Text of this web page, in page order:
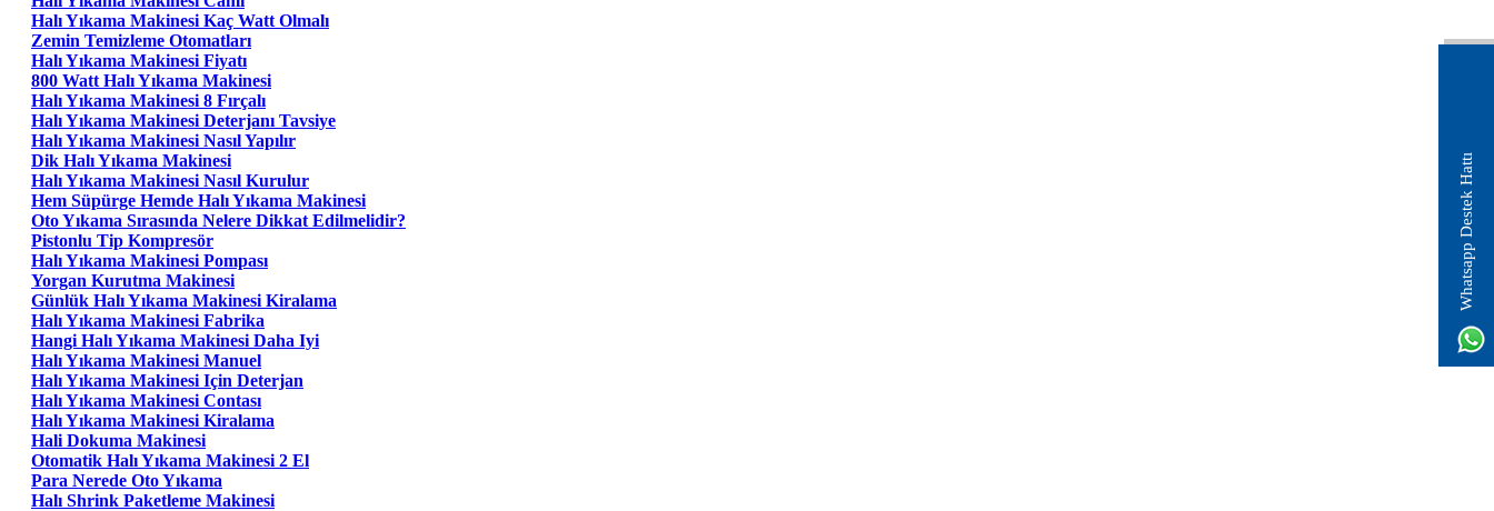
Halı Yıkama Makinesi Kaç Watt Olmalı
Zemin Temizleme Otomatları
Halı Yıkama Makinesi Fiyatı
800 Watt Halı Yıkama Makinesi
Halı Yıkama Makinesi 8 Fırçalı
Halı Yıkama Makinesi Deterjanı Tavsiye
Halı Yıkama Makinesi Nasıl Yapılır
Dik Halı Yıkama Makinesi
Halı Yıkama Makinesi Nasıl Kurulur
Hem Süpürge Hemde Halı Yıkama Makinesi
Oto Yıkama Sırasında Nelere Dikkat Edilmelidir?
Pistonlu Tip Kompresör
Halı Yıkama Makinesi Pompası
Yorgan Kurutma Makinesi
Günlük Halı Yıkama Makinesi Kiralama
Halı Yıkama Makinesi Fabrika
Hangi Halı Yıkama Makinesi Daha Iyi
Halı Yıkama Makinesi Manuel
Halı Yıkama Makinesi Için Deterjan
Halı Yıkama Makinesi Contası
Halı Yıkama Makinesi Kiralama
Hali Dokuma Makinesi
Otomatik Halı Yıkama Makinesi 2 El
Para Nerede Oto Yıkama
Halı Shrink Paketleme Makinesi
Whatsapp Destek Hattı